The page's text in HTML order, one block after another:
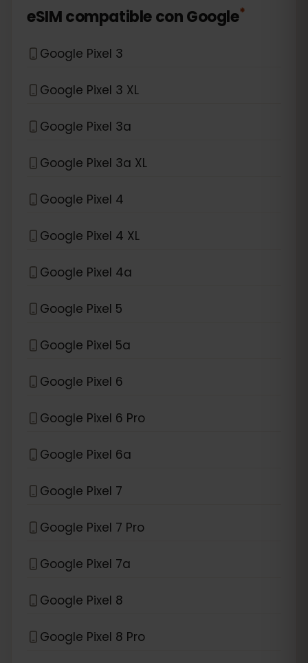
eSIM compatible conGoogle*
Google Pixel 3
Google Pixel 3 XL
Google Pixel 3a
Google Pixel 3a XL
Google Pixel 4
Google Pixel 4 XL
Google Pixel 4a
Google Pixel 5
Google Pixel 5a
Google Pixel 6
Google Pixel 6 Pro
Google Pixel 6a
Google Pixel 7
Google Pixel 7 Pro
Google Pixel 7a
Google Pixel 8
Google Pixel 8 Pro